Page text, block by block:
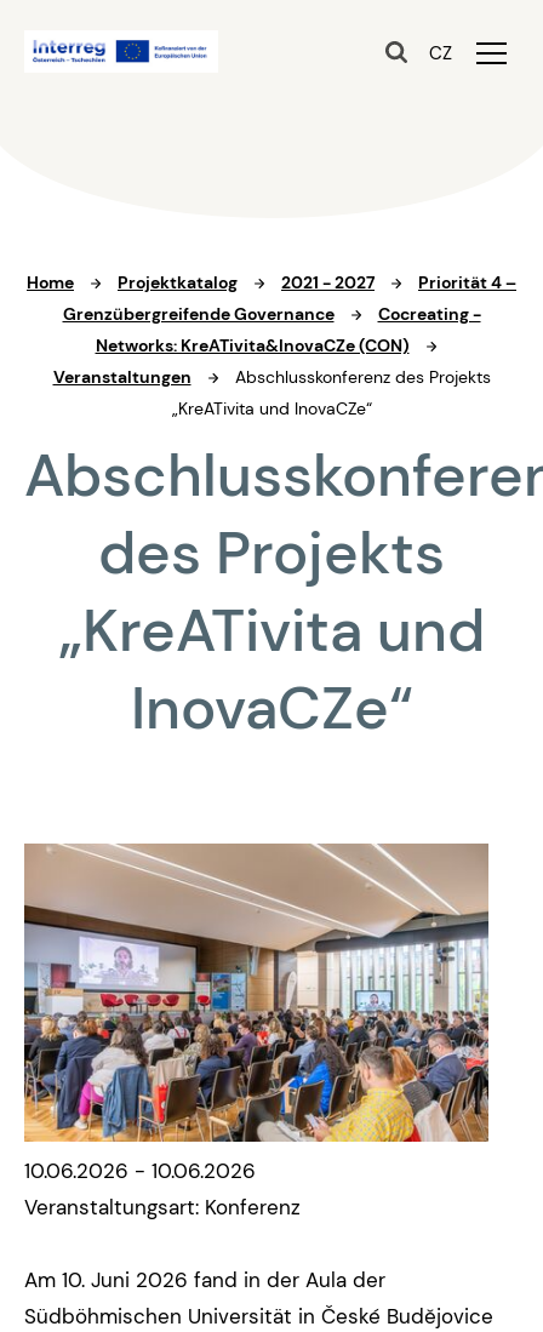
CZ
Home Projektkatalog 2021 - 2027
Priorität 4 –
Grenzübergreifende Governance
Cocreating -
Networks: KreATivita&InovaCZe (CON)
Veranstaltungen
Abschlusskonferenz des Projekts
„KreATivita und InovaCZe“
des Projekts
„KreATivita und
InovaCZe“
10.06.2026 - 10.06.2026
Veranstaltungsart: Konferenz
Am 10. Juni 2026 fand in der Aula der
Südböhmischen Universität in České Budějovice